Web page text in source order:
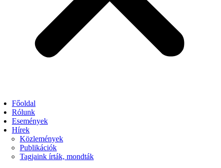
Főoldal
Rólunk
Események
Hírek
Közlemények
Publikációk
Tagjaink írták, mondták